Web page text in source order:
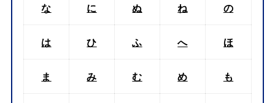
な に ぬ ね の
は ひ ふ へ ほ
ま み む め も